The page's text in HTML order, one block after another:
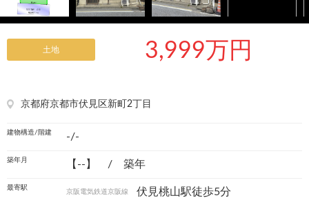
土地 3,999万円
京都府京都市伏見区新町2丁目
建物構造/階建 -/-
築年月 【--】 / 築年
最寄駅
京阪電気鉄道京阪線 伏見桃山駅徒歩5分